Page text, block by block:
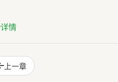
详情
上一章